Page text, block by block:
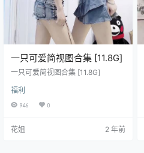
一只可爱简视图合集 [11.8G]
一只可爱简视图合集 [11.8G]
福利
946 0
花姐 2 年前